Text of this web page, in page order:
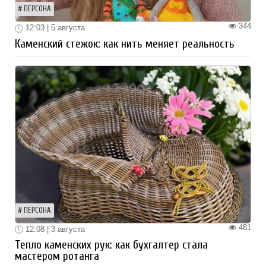
ПЕРСОНА
344
12:03 | 5 августа
Каменский стежок: как нить меняет реальность
ПЕРСОНА
481
12:08 | 3 августа
Тепло каменских рук: как бухгалтер стала
мастером ротанга